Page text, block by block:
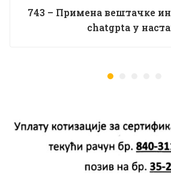
743 – Примена вештачке
chatgptа у